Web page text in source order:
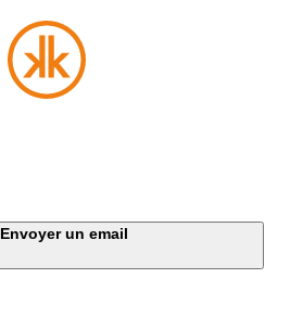
Envoyer un email